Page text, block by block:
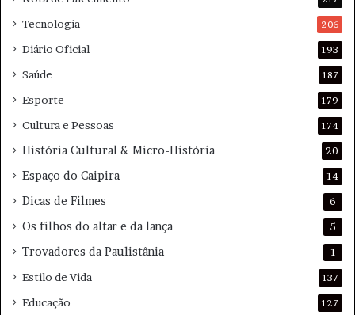
s
s
s
Tecnologia 206
Diário Oficial 193
Saúde 187
Esporte 179
Cultura e Pessoas 174
História Cultural & Micro-História 20
Espaço do Caipira 14
Dicas de Filmes 6
Os filhos do altar e da lança 5
Trovadores da Paulistânia 1
Estilo de Vida 137
Educação 127